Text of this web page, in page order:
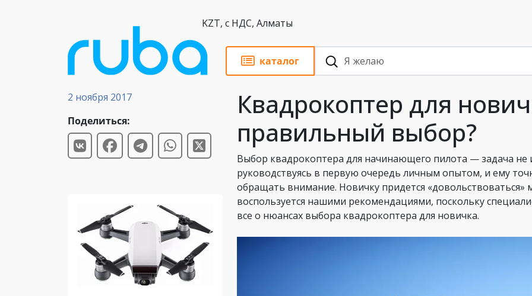
KZT, с НДС, Алматы
каталог
Статьи
2 ноября 2017
Поделиться:
Квадрокоптер для
правильный выбор?
Выбор квадрокоптера для начинающего пилота — задача не
руководствуясь в первую очередь личным опытом, и ему
обращать внимание. Новичку придется «довольствоваться»
воспользуется нашими рекомендациями, поскольку
все о нюансах выбора квадрокоптера для новичка.